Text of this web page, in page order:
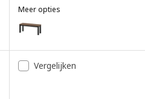
Meer opties
Optie: ÅLHULT, Bank, zwart/
Vergelijken